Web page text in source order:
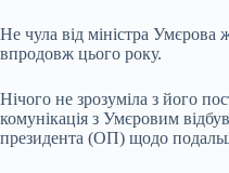
Не чула від міністра Умєрова
впродовж цього року.
Нічого не зрозуміла з його
комунікація з Умєровим
президента (ОП) щодо